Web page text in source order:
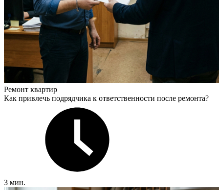
Ремонт квартир
Как привлечь подрядчика к ответственности после ремонта?
3 мин.